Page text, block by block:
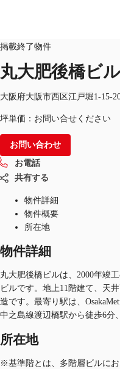
地図検索
記事
お気に入り
JP
お電話 お問合せ
掲載終了物件
丸大肥後橋ビル
大阪府大阪市西区江戸堀1-15-
坪単価：お問い合せください
お問い合わせ
お電話
共有する
物件詳細
物件概要
所在地
物件詳細
丸大肥後橋ビルは、2000年竣
ビルです。地上11階建て、天
造です。最寄り駅は、
中之島線渡辺橋駅から徒歩6分
所在地
※基準階とは、多階層ビルに